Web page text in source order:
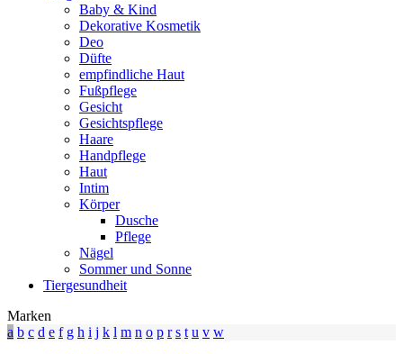
Baby & Kind
Dekorative Kosmetik
Deo
Düfte
empfindliche Haut
Fußpflege
Gesicht
Gesichtspflege
Haare
Handpflege
Haut
Intim
Körper
Dusche
Pflege
Nägel
Sommer und Sonne
Tiergesundheit
Marken
a b c d e f g h i j k l m n o p r s t u v w